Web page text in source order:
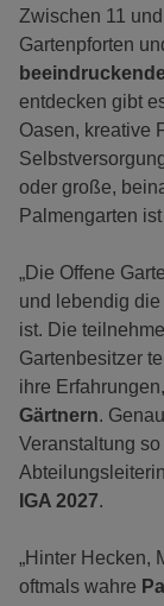
Zwischen 11
Gartenpforten
entdecken gibt
Oasen, kreative
oder große,
Palmengarten
„Die Offene
und lebendig
ist. Die
Gartenbesitzer
ihre
Gärtnern.
Veranstaltung
IGA 2027.
„Hinter Hecken,
oftmals wahre